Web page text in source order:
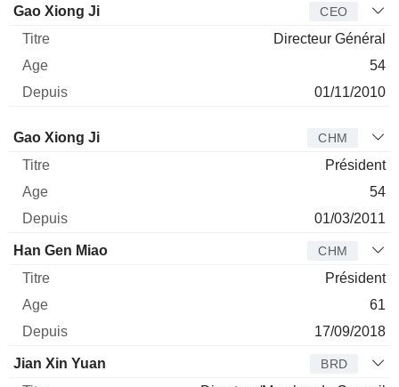
Gao Xiong Ji CEO
Directeur Général
54
01/11/2010
Administrateur
Gao Xiong Ji CHM
Président
54
01/03/2011
Han Gen Miao CHM
Président
61
17/09/2018
Jian Xin Yuan BRD